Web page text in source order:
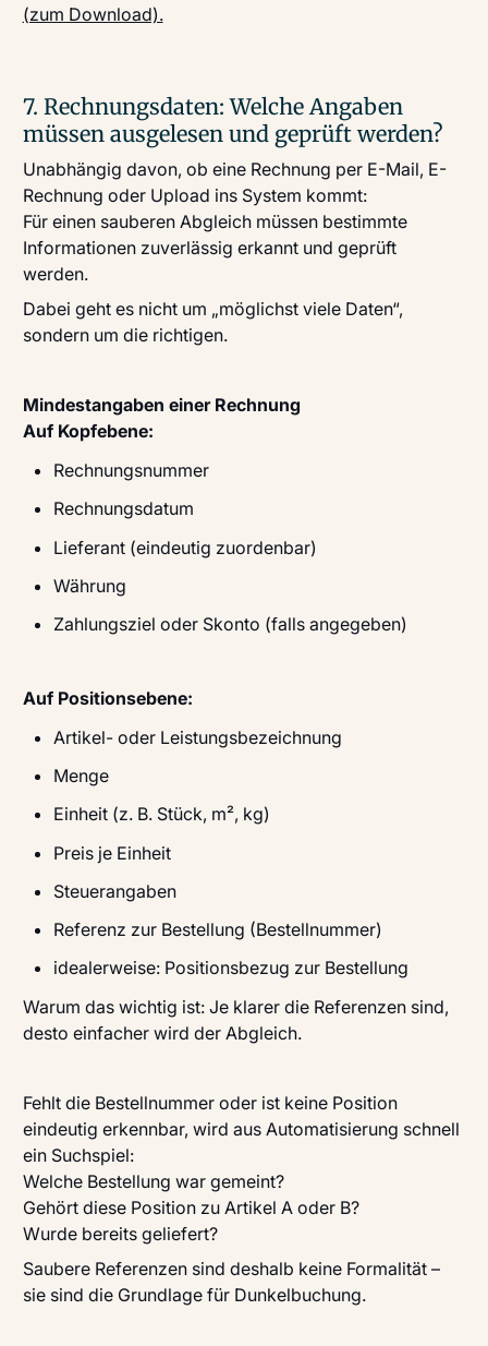
(zum Download).
7. Rechnungsdaten: Welche Angaben
müssen ausgelesen und geprüft werden?
Unabhängig davon, ob eine Rechnung per E-Mail, E-
Rechnung oder Upload ins System kommt:
Für einen sauberen Abgleich müssen bestimmte
Informationen zuverlässig erkannt und geprüft
werden.
Dabei geht es nicht um „möglichst viele Daten“,
sondern um die richtigen.
Mindestangaben einer Rechnung
Auf Kopfebene:
Rechnungsnummer
Rechnungsdatum
Lieferant (eindeutig zuordenbar)
Währung
Zahlungsziel oder Skonto (falls angegeben)
Auf Positionsebene:
Artikel- oder Leistungsbezeichnung
Menge
Einheit (z. B. Stück, m², kg)
Preis je Einheit
Steuerangaben
Referenz zur Bestellung (Bestellnummer)
idealerweise: Positionsbezug zur Bestellung
Warum das wichtig ist: Je klarer die Referenzen sind,
desto einfacher wird der Abgleich.
Fehlt die Bestellnummer oder ist keine Position
eindeutig erkennbar, wird aus Automatisierung schnell
ein Suchspiel:
Welche Bestellung war gemeint?
Gehört diese Position zu Artikel A oder B?
Wurde bereits geliefert?
Saubere Referenzen sind deshalb keine Formalität –
sie sind die Grundlage für Dunkelbuchung.